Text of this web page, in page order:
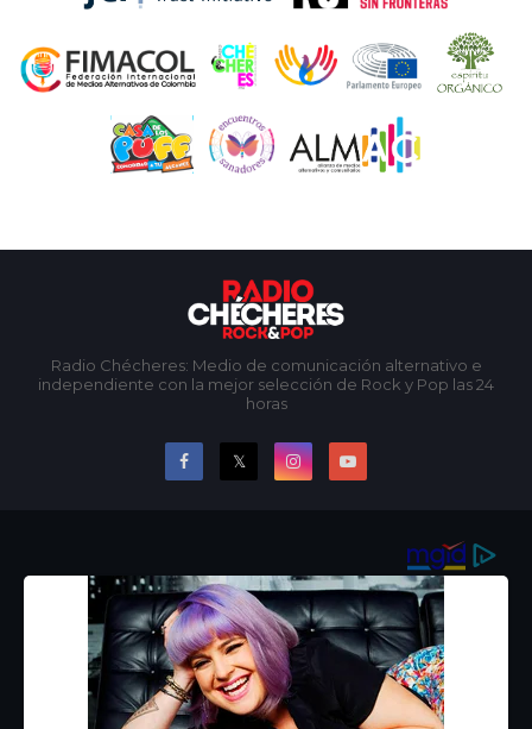
Radio Chécheres: Medio de comunicación alternativo e
independiente con la mejor selección de Rock y Pop las 24
horas